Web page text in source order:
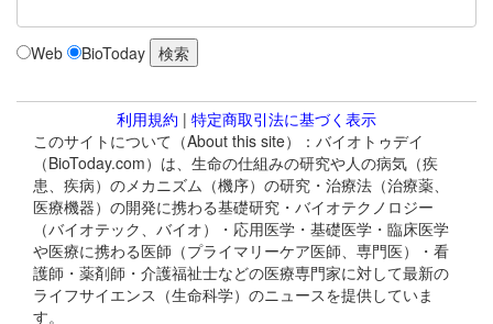
Web BioToday
利用規約 | 特定商取引法に基づく表示
このサイトについて（About this site）：バイオトゥデイ
（BioToday.com）は、生命の仕組みの研究や人の病気（疾
患、疾病）のメカニズム（機序）の研究・治療法（治療薬、
医療機器）の開発に携わる基礎研究・バイオテクノロジー
（バイオテック、バイオ）・応用医学・基礎医学・臨床医学
や医療に携わる医師（プライマリーケア医師、専門医）・看
護師・薬剤師・介護福祉士などの医療専門家に対して最新の
ライフサイエンス（生命科学）のニュースを提供していま
す。